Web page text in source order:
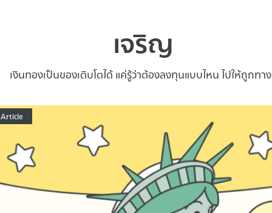
เจริญ
เงินทองเป็นของเติบโตได้ แค่รู้ว่าต้องลงทุนแบบไหน ไปให้ถูกทาง
Article